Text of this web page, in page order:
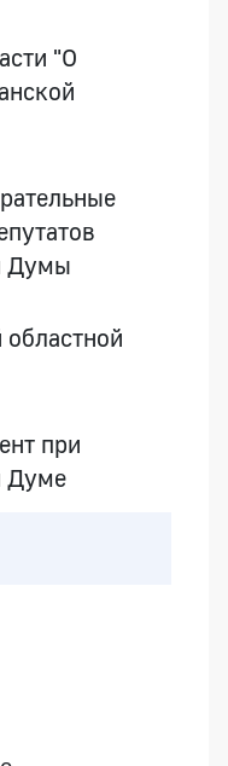
"О
Думы
областной
при
Думе